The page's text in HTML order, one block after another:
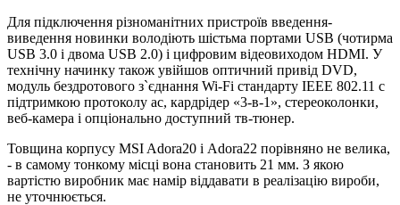
Для підключення різноманітних пристроїв введення-
виведення новинки володіють шістьма портами USB (чотирма
USB 3.0 і двома USB 2.0) і цифровим відеовиходом HDMI. У
технічну начинку також увійшов оптичний привід DVD,
модуль бездротового з`єднання Wi-Fi стандарту IEEE 802.11 c
підтримкою протоколу ас, кардрідер «3-в-1», стереоколонки,
веб-камера і опціонально доступний тв-тюнер.
Товщина корпусу MSI Adora20 і Adora22 порівняно не велика,
- в самому тонкому місці вона становить 21 мм. З якою
вартістю виробник має намір віддавати в реалізацію вироби,
не уточнюється.